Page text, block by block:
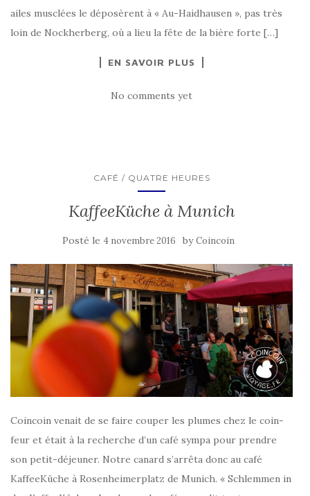
ailes musclées le déposèrent à « Au-Haidhausen », pas très
loin de Nockherberg, où a lieu la fête de la bière forte […]
EN SAVOIR PLUS
No comments yet
CAFÉ / QUATRE HEURES
KaffeeKüche à Munich
Posté le 4 novembre 2016 byCoincoin
Coincoin venait de se faire couper les plumes chez le coin-
feur et était à la recherche d’un café sympa pour prendre
son petit-déjeuner. Notre canard s’arrêta donc au café
KaffeeKüche à Rosenheimerplatz de Munich. « Schlemmen in